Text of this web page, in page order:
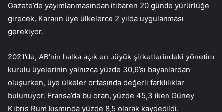
Gazete’de yayımlanmasından itibaren 20 günde yürürlüğe
girecek. Kararın üye ülkelerce 2 yılda uygulanması
gerekiyor.
2021’de, AB’nin halka açık en büyük şirketlerindeki yönetim
kurulu üyelerinin yalnızca yüzde 30,6’sı bayanlardan
oluşurken, üye ülkeler ortasında değerli farklılıklar
bulunuyor. Fransa’da bu oran, yüzde 45,3 iken Güney
Kıbrıs Rum kısmında yüzde 8,5 olarak kaydedildi.